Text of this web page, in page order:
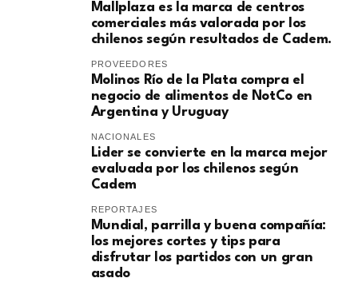
Mallplaza es la marca de centros
comerciales más valorada por los
chilenos según resultados de Cadem.
PROVEEDORES
Molinos Río de la Plata compra el
negocio de alimentos de NotCo en
Argentina y Uruguay
NACIONALES
Lider se convierte en la marca mejor
evaluada por los chilenos según
Cadem
REPORTAJES
Mundial, parrilla y buena compañía:
los mejores cortes y tips para
disfrutar los partidos con un gran
asado